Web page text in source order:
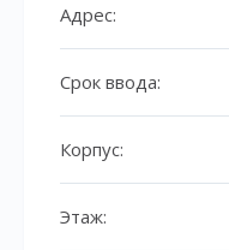
Адрес:
Срок ввода:
Корпус:
Этаж: